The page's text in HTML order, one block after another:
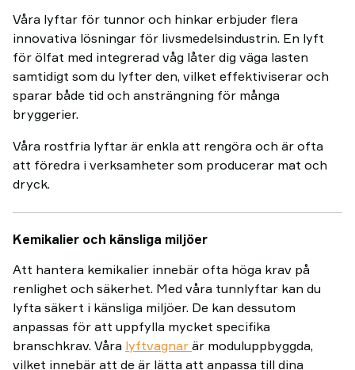
Våra lyftar för tunnor och hinkar erbjuder flera
innovativa lösningar för livsmedelsindustrin. En lyft
för ölfat med integrerad våg låter dig väga lasten
samtidigt som du lyfter den, vilket effektiviserar och
sparar både tid och ansträngning för många
bryggerier.
Våra rostfria lyftar är enkla att rengöra och är ofta
att föredra i verksamheter som producerar mat och
dryck.
Kemikalier och känsliga miljöer
Att hantera kemikalier innebär ofta höga krav på
renlighet och säkerhet. Med våra tunnlyftar kan du
lyfta säkert i känsliga miljöer. De kan dessutom
anpassas för att uppfylla mycket specifika
branschkrav. Våra lyftvagnar är moduluppbyggda,
vilket innebär att de är lätta att anpassa till dina